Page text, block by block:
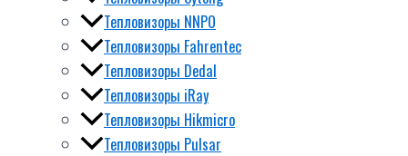
Тепловизоры NNPO
Тепловизоры Fahrentec
Тепловизоры Dedal
Тепловизоры iRay
Тепловизоры Hikmicro
Тепловизоры Pulsar